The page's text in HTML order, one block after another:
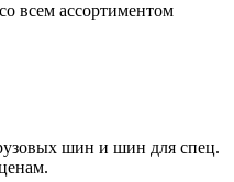
всем ассортиментом
шин и шин для спец.